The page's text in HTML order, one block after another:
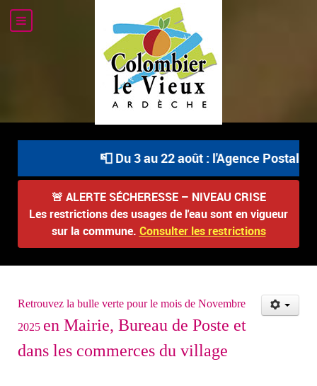
📮 Du 3 au 22 août : l'Agence Postale
🚨 ALERTE SÉCHERESSE – NIVEAU CRISE
Les restrictions des usages de l'eau sont en vigueur
sur la commune. Consulter les restrictions
Retrouvez la bulle verte pour le mois de Novembre
2025 en Mairie, Bureau de Poste et
dans les commerces du village